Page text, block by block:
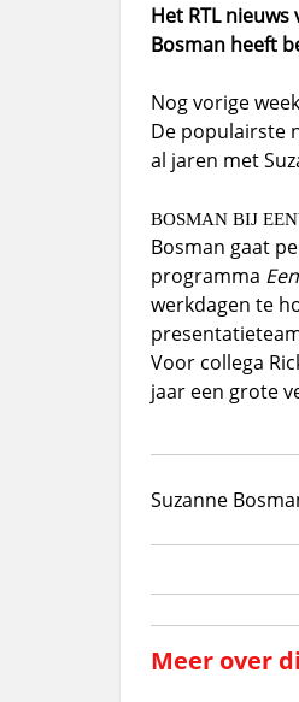
Het RTL
Bosman heeft
Nog vorige
De populairste
al jaren met
BOSMAN BIJ
Bosman gaat
programma
werkdagen te
Voor collega
jaar een grote
Suzanne
Meer over